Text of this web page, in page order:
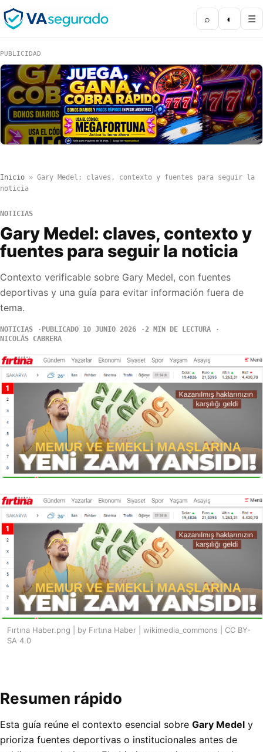
⌕ ◐ ☰
PUBLICIDAD
Inicio » Gary Medel: claves, contexto y fuentes para seguir la
noticia
NOTICIAS
Gary Medel: claves, contexto y
fuentes para seguir la noticia
Contexto verificable sobre Gary Medel, con fuentes
deportivas y una guía para evitar información fuera de
tema.
NOTICIAS PUBLICADO 10 JUNIO 2026
2 MIN DE LECTURA
NICOLÁS CABRERA
Fırtına Haber.png | by Fırtına Haber | wikimedia_commons | CC BY-
SA 4.0
Resumen rápido
Esta guía reúne el contexto esencial sobre Gary Medel y
prioriza fuentes deportivas o institucionales antes de